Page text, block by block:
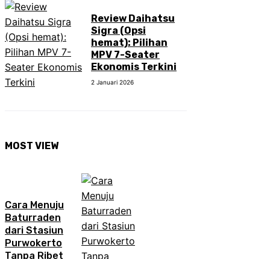
Review Daihatsu
Sigra (Opsi
hemat): Pilihan
MPV 7-Seater
Ekonomis Terkini
2 Januari 2026
MOST VIEW
Cara Menuju
Baturraden
dari Stasiun
Purwokerto
Tanpa Ribet